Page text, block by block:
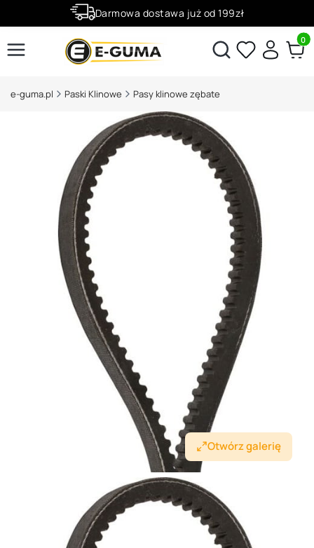
Darmowa dostawa już od 199zł
Rabaty -50% na wybrane produktyOtwórz wyszukiwarkę
e-guma.pl Paski Klinowe Pasy klinowe zębate
Otwórz galerię